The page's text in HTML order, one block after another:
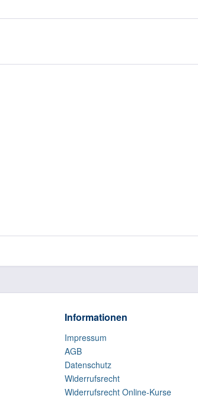
Informationen
Impressum
AGB
Datenschutz
Widerrufsrecht
Widerrufsrecht Online-Kurse